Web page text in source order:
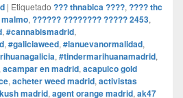
| Etiquetado ??? thnabica ????, ???? thc
, ?????? ???????? ????? 2453,
, #cannabismadrid,
, #galiciaweed, #lanuevanormalidad,
, #tindermarihuanamadrid,
acampar en madrid, acapulco gold
, acheter weed madrid, activistas
madrid, agent orange madrid, ak47